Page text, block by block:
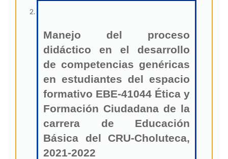
Manejo del proceso
didáctico en el desarrollo
de competencias genéricas
en estudiantes del espacio
formativo EBE-41044 Ética y
Formación Ciudadana de la
carrera de Educación
Básica del CRU-Choluteca,
2021-2022